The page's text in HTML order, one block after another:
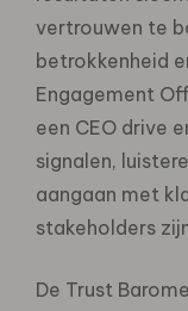
vertrouwen te
betrokkenheid
Engagement
een CEO drive
signalen,
aangaan met
stakeholders
De Trust